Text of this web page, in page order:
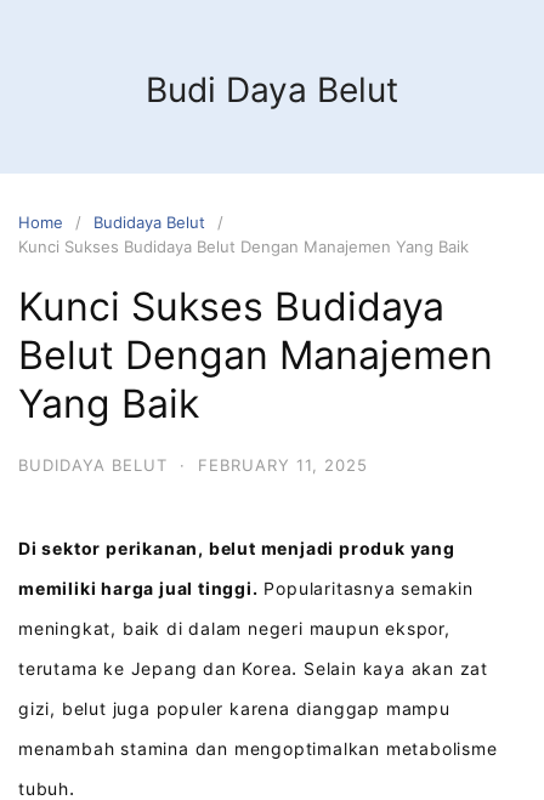
Budi Daya Belut
Home
Budidaya Belut
Kunci Sukses Budidaya Belut Dengan Manajemen Yang Baik
Kunci Sukses Budidaya
Belut Dengan Manajemen
Yang Baik
BUDIDAYA BELUT · FEBRUARY 11, 2025
Di sektor perikanan, belut menjadi produk yang
memiliki harga jual tinggi. Popularitasnya semakin
meningkat, baik di dalam negeri maupun ekspor,
terutama ke Jepang dan Korea. Selain kaya akan zat
gizi, belut juga populer karena dianggap mampu
menambah stamina dan mengoptimalkan metabolisme
tubuh.